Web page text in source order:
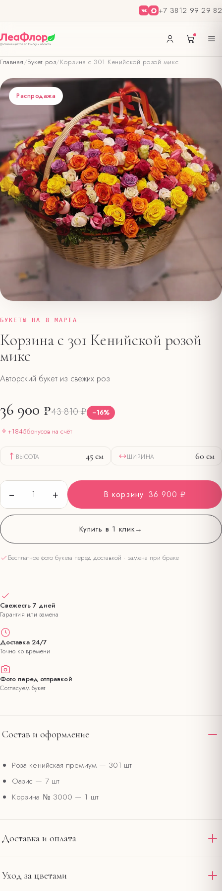
+7 3812 99 29 82
Главная/Букет роз/Корзина с 301 Кенийской розой микс
Распродажа
БУКЕТЫ НА 8 МАРТА
Корзина с 301 Кенийской розой
микс
Авторский букет из свежих роз
36 900 ₽43 810 ₽ −16%
+1845бонусов на счёт
ВЫСОТА 45 см ШИРИНА 60 см
− 1 + В корзину 36 900 ₽
Купить в 1 клик→
Бесплатное фото букета перед доставкой · замена при браке
Свежесть 7 дней
Гарантия или замена
Доставка 24/7
Точно ко времени
Фото перед отправкой
Согласуем букет
Состав и оформление
Роза кенийская премиум— 301 шт
Оазис — 7 шт
Корзина № 3000 — 1 шт
Доставка и оплата
Доставляем по Омску и области круглосуточно. Стандартная
Уход за цветами